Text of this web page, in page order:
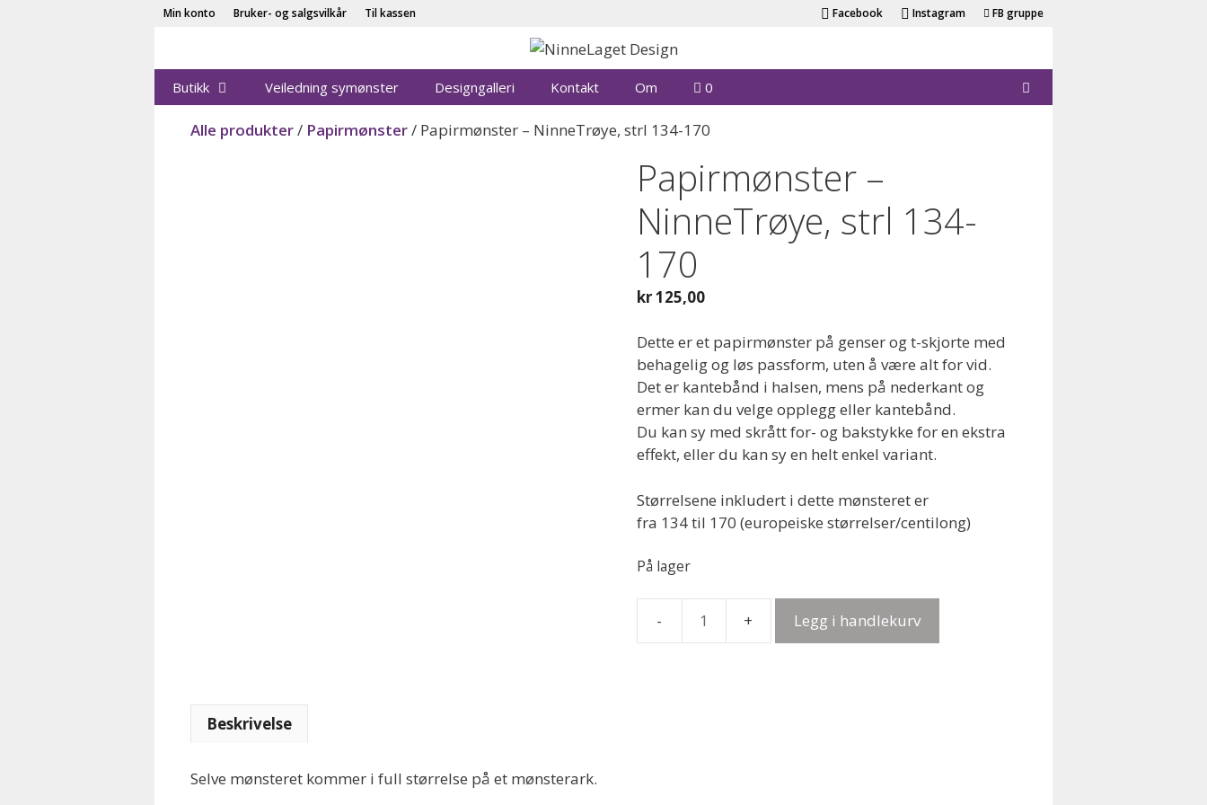
Min konto Bruker- og salgsvilkår Til kassen FB gruppe
Instagram
Facebook
Butikk Veiledning symønster Designgalleri Kontakt Om 0
Alle produkter/ Papirmønster/ Papirmønster – NinneTrøye, strl 134-170
Papirmønster –
NinneTrøye, strl 134-
170
kr125,00
Dette er et papirmønster på genser og t-skjorte med
behagelig og løs passform, uten å være alt for vid.
Det er kantebånd i halsen, mens på nederkant og
ermer kan du velge opplegg eller kantebånd.
Du kan sy med skrått for- og bakstykke for en ekstra
effekt, eller du kan sy en helt enkel variant.
Størrelsene inkludert i dette mønsteret er
fra 134 til 170 (europeiske størrelser/centilong)
På lager
Papirmønster
Legg i handlekurv
Beskrivelse
Selve mønsteret kommer i full størrelse på et mønsterark.